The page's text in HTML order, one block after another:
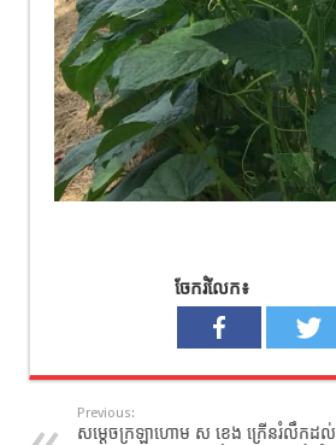
ចែករំលែក៖
Previous:
សម្ដេចក្រឡាហោម ស ខេង ក្រើនរំលឹក​ដល់​